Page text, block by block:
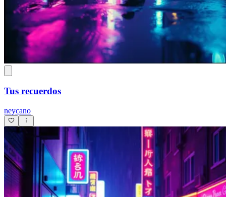
Tus recuerdos
neycano